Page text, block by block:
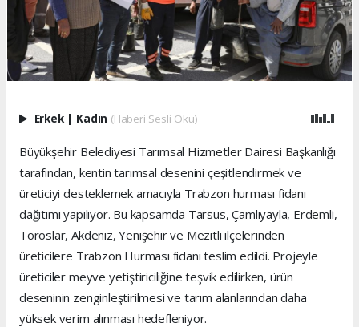
Erkek | Kadın (Haberi Sesli Oku)
Büyükşehir Belediyesi Tarımsal Hizmetler Dairesi Başkanlığı
tarafından, kentin tarımsal desenini çeşitlendirmek ve
üreticiyi desteklemek amacıyla Trabzon hurması fidanı
dağıtımı yapılıyor. Bu kapsamda Tarsus, Çamlıyayla, Erdemli,
Toroslar, Akdeniz, Yenişehir ve Mezitli ilçelerinden
üreticilere Trabzon Hurması fidanı teslim edildi. Projeyle
üreticiler meyve yetiştiriciliğine teşvik edilirken, ürün
deseninin zenginleştirilmesi ve tarım alanlarından daha
yüksek verim alınması hedefleniyor.